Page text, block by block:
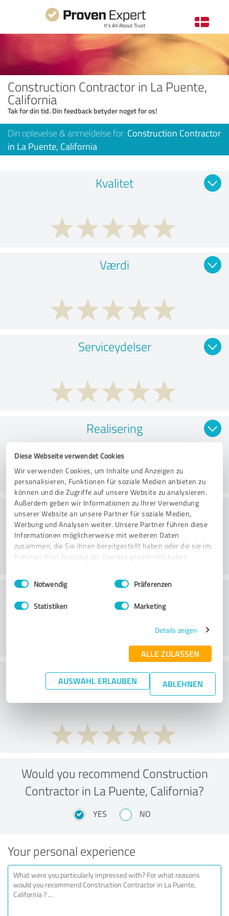
Diese Webseite verwendet Cookies
Wir verwenden Cookies, um Inhalte und Anzeigen zu
personalisieren, Funktionen für soziale Medien anbieten zu
können und die Zugriffe auf unsere Website zu analysieren.
Außerdem geben wir Informationen zu Ihrer Verwendung
unserer Website an unsere Partner für soziale Medien,
Werbung und Analysen weiter. Unsere Partner führen diese
Informationen möglicherweise mit weiteren Daten
zusammen, die Sie ihnen bereitgestellt haben oder die sie im
Rahmen Ihrer Nutzung der Dienste gesammelt haben.
Impressum Datenschutzbestimmungen
Einwilligungsauswahl
Notwendig Präferenzen
Statistiken Marketing
Details zeigen
ALLE ZULASSEN
AUSWAHL ERLAUBEN ABLEHNEN
Construction Contractor in La Puente,
California
Tak for din tid. Din feedback betyder noget for os!
Din oplevelse & anmeldelse for: Construction Contractor
in La Puente, California
Kvalitet
Værdi
Serviceydelser
Realisering
Rådgivning
Kundeservice
What do you think of the price to
performance ratio?
Would you recommend Construction
Contractor in La Puente, California?
YES NO
Your personal experience